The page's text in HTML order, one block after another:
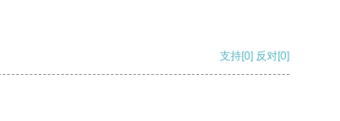
支持[0] 反对[0]